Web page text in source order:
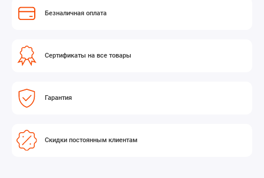
Безналичная оплата
Сертификаты на все товары
Гарантия
Скидки постоянным клиентам